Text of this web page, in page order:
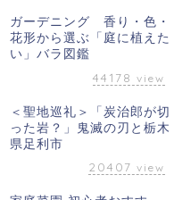
ガーデニング 香り・色・
花形から選ぶ「庭に植えた
い」バラ図鑑
44178 view
＜聖地巡礼＞「炭治郎が切
った岩？」鬼滅の刃と栃木
県足利市
20407 view